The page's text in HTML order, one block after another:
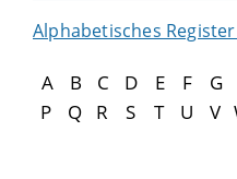
Alphabetisches
A B C D E F G
P
Q R S T U V